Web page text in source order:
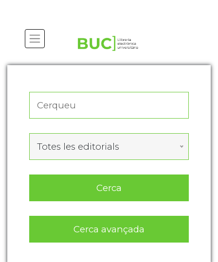
Totes les editorials
Cerca
Cerca avançada